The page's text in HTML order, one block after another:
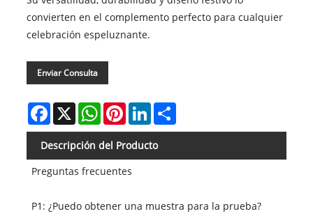
convierten en el complemento perfecto para cualquier
celebración espeluznante.
Enviar Consulta
Facebook
X WhatsAppPinterestLinkedInShare
Descripción del Producto
Preguntas frecuentes
P1: ¿Puedo obtener una muestra para la prueba?